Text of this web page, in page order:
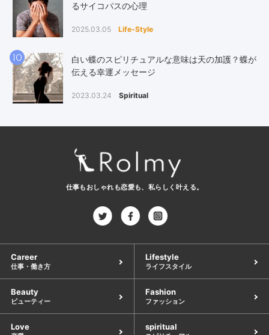
るサイコパスの心理
2025.03.05 Life-Style
10
白い蝶のスピリチュアルな意味は天の加護？蝶が
伝える幸運メッセージ
2023.03.24 Spiritual
仕事もおしゃれも恋愛も、 私らしく叶える。
Career
仕事・働き方
Lifestyle
ライフスタイル
Beauty
ビューティー
Fashion
ファッション
Love spiritual